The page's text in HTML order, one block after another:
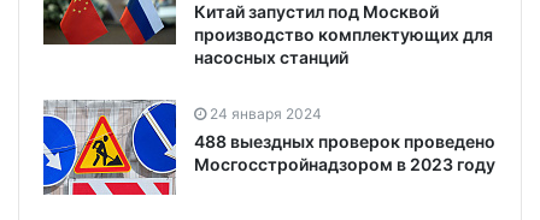
Китай запустил под Москвой
производство комплектующих для
насосных станций
24 января 2024
488 выездных проверок проведено
Мосгосстройнадзором в 2023 году